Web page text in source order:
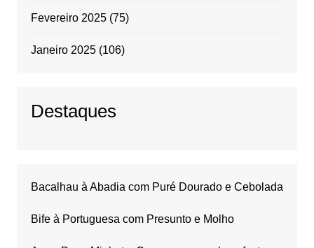
Fevereiro 2025(75)
Janeiro 2025(106)
Destaques
Bacalhau à Abadia com Puré Dourado e Cebolada
Bife à Portuguesa com Presunto e Molho